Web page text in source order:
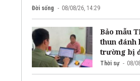
Đời sống 08/08/26, 14:29
Bảo mẫu
thun đánh
trường bị
Thời sự 08/